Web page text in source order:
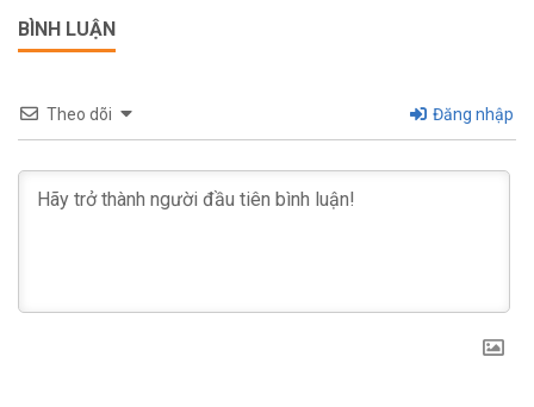
BÌNH LUẬN
Theo dõi Đăng nhập